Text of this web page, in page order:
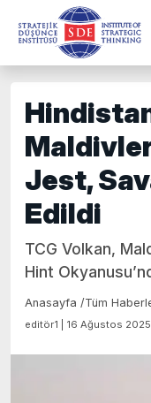
Jest,
Edildi
TCG Volkan,
Hint
Anasayfa /Tüm
editör1 | 16 Ağustos 2025